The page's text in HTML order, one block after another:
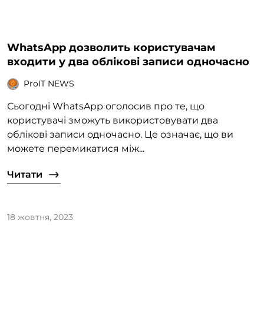
WhatsApp дозволить користувачам
входити у два облікові записи одночасно
ProIT NEWS
Сьогодні WhatsApp оголосив про те, що
користувачі зможуть використовувати два
облікові записи одночасно. Це означає, що ви
можете перемикатися між...
Читати
18 жовтня, 2023